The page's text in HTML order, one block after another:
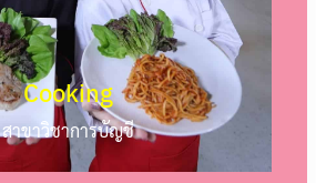
Cooking
สาขาวิชาการบัญชี